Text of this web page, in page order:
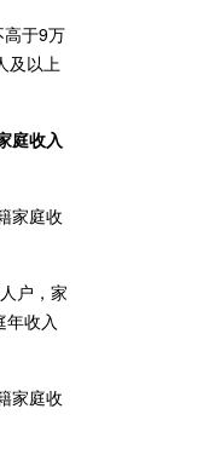
于9万
及以上
庭收入
家庭收
户，家
收入
家庭收